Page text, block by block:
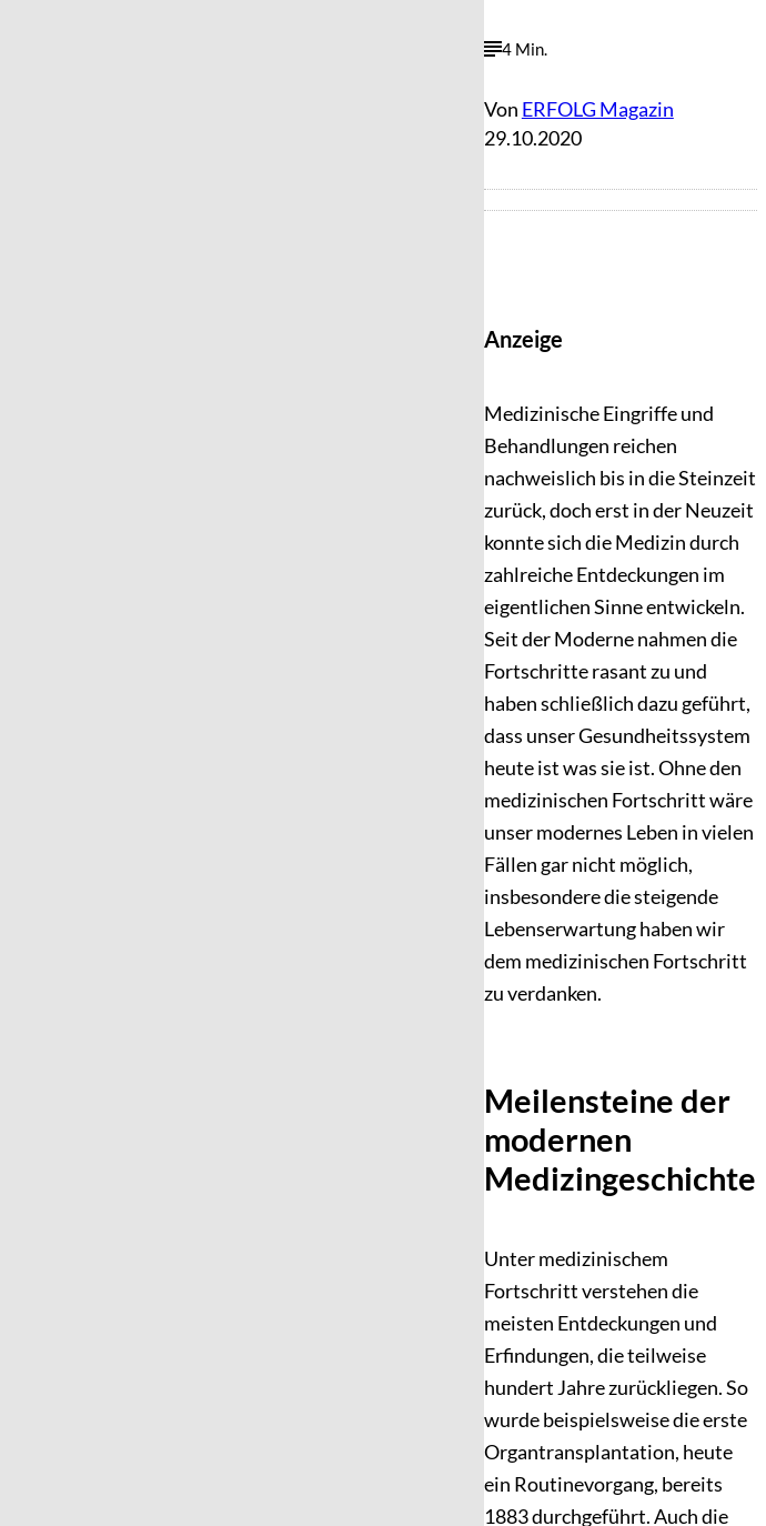
4 Min.
Von ERFOLG Magazin
29.10.2020
Anzeige
Medizinische Eingriffe und
Behandlungen reichen
nachweislich bis in die Steinzeit
zurück, doch erst in der Neuzeit
konnte sich die Medizin durch
zahlreiche Entdeckungen im
eigentlichen Sinne entwickeln.
Seit der Moderne nahmen die
Fortschritte rasant zu und
haben schließlich dazu geführt,
dass unser Gesundheitssystem
heute ist was sie ist. Ohne den
medizinischen Fortschritt wäre
unser modernes Leben in vielen
Fällen gar nicht möglich,
insbesondere die steigende
Lebenserwartung haben wir
dem medizinischen Fortschritt
zu verdanken.
Meilensteine der
modernen
Medizingeschichte
Unter medizinischem
Fortschritt verstehen die
meisten Entdeckungen und
Erfindungen, die teilweise
hundert Jahre zurückliegen. So
wurde beispielsweise die erste
Organtransplantation, heute
ein Routinevorgang, bereits
1883 durchgeführt. Auch die